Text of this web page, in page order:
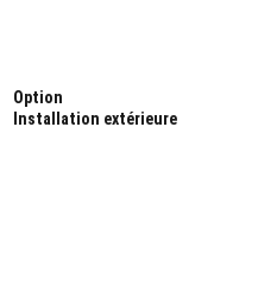
Option
Installation extérieure